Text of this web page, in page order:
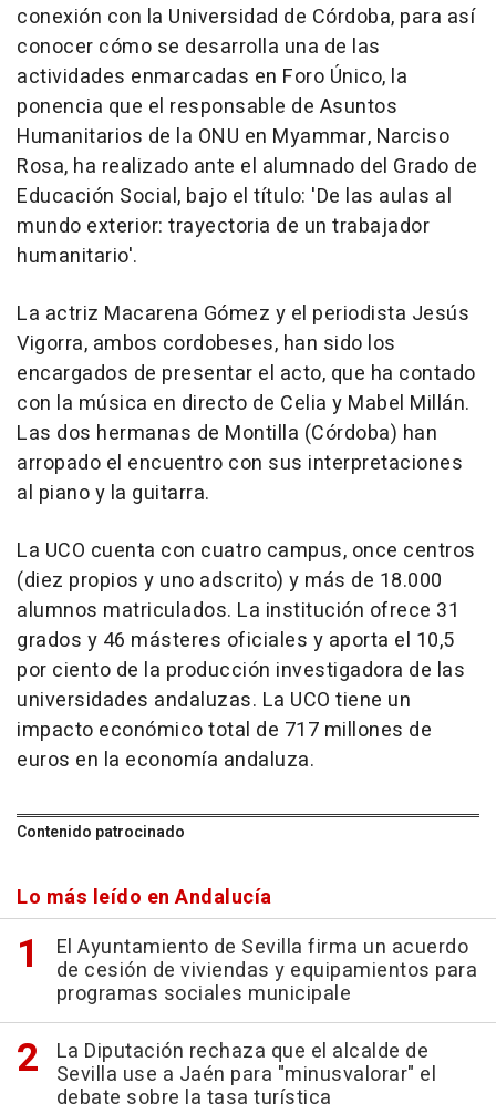
conexión con la Universidad de Córdoba, para así
conocer cómo se desarrolla una de las
actividades enmarcadas en Foro Único, la
ponencia que el responsable de Asuntos
Humanitarios de la ONU en Myammar, Narciso
Rosa, ha realizado ante el alumnado del Grado de
Educación Social, bajo el título: 'De las aulas al
mundo exterior: trayectoria de un trabajador
humanitario'.
La actriz Macarena Gómez y el periodista Jesús
Vigorra, ambos cordobeses, han sido los
encargados de presentar el acto, que ha contado
con la música en directo de Celia y Mabel Millán.
Las dos hermanas de Montilla (Córdoba) han
arropado el encuentro con sus interpretaciones
al piano y la guitarra.
La UCO cuenta con cuatro campus, once centros
(diez propios y uno adscrito) y más de 18.000
alumnos matriculados. La institución ofrece 31
grados y 46 másteres oficiales y aporta el 10,5
por ciento de la producción investigadora de las
universidades andaluzas. La UCO tiene un
impacto económico total de 717 millones de
euros en la economía andaluza.
Contenido patrocinado
Lo más leído en Andalucía
El Ayuntamiento de Sevilla firma un acuerdo
de cesión de viviendas y equipamientos para
programas sociales municipale
La Diputación rechaza que el alcalde de
Sevilla use a Jaén para "minusvalorar" el
debate sobre la tasa turística